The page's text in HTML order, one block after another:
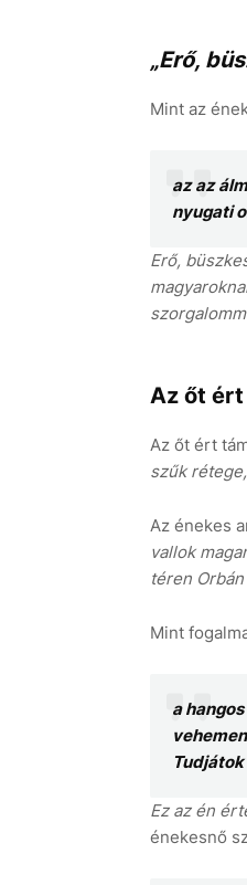
„Erő,
Mint az
az az
nyugati
Erő,
Az őt ért
Az őt ért
szűk
Az énekes
vallok
téren
Mint
a
Ez az én
énekesnő